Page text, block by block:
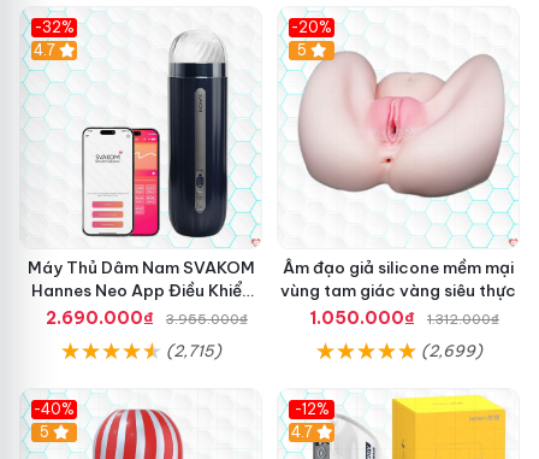
-32%
Hot
4.7
Máy Thủ Dâm Nam SVAKOM
Hannes Neo App Điều Khiển
Xa Cao Cấp
2.690.000₫ 3.955.000₫
(2,715)
-20%
Hot
5
Âm đạo giả silicone mềm mại
vùng tam giác vàng siêu thực
1.050.000₫
1.312.000₫
(2,699)
-40%
Hot
5
-12%
Hot
4.7